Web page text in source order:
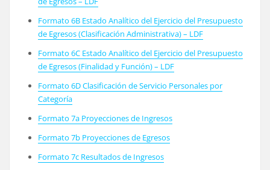
Formato 6B Estado Analítico del Ejercicio del Presupuesto
de Egresos (Clasificación Administrativa) – LDF
Formato 6C Estado Analítico del Ejercicio del Presupuesto
de Egresos (Finalidad y Función) – LDF
Formato 6D Clasificación de Servicio Personales por
Categoría
Formato 7a Proyecciones de Ingresos
Formato 7b Proyecciones de Egresos
Formato 7c Resultados de Ingresos